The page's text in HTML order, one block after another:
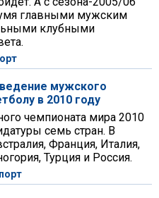
главными мужским
клубными
мужского
в 2010 году
чемпионата мира 2010
семь стран. В
Франция, Италия,
Турция и Россия.